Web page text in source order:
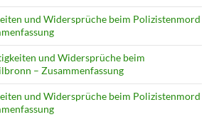
und Widersprüche beim Polizistenmord
und Widersprüche beim
– Zusammenfassung
und Widersprüche beim Polizistenmord